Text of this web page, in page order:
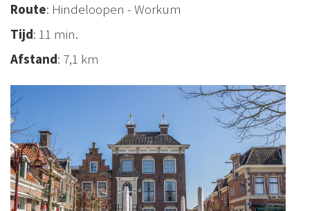
Route: Hindeloopen - Workum
Tijd: 11 min.
Afstand: 7,1 km